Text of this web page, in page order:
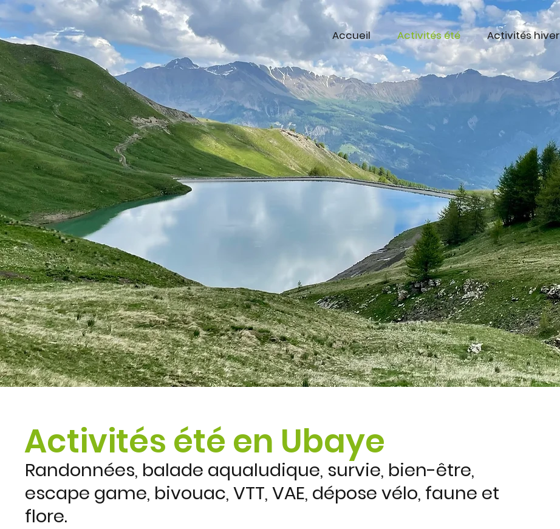
Accueil Activités été Activités hiver
Activités été en Ubaye
Randonnées, balade aqualudique, survie, bien-être,
escape game, bivouac, VTT, VAE, dépose vélo, faune et
flore.